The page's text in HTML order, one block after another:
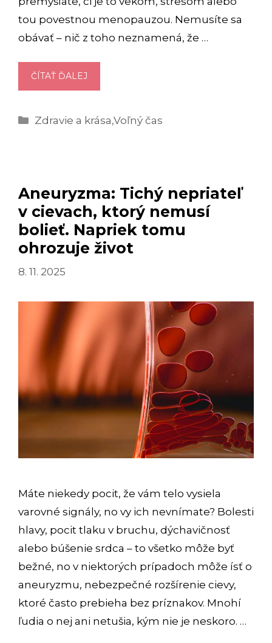
tou povestnou menopauzou. Nemusíte sa
obávať – nič z toho neznamená, že …
ČÍTAŤ ĎALEJ
PRÍZNAKY
TIPY,
PORADIŤ,
ABY
NEBOLA
TAKÁ
Kategórie
Zdravie a krása,Voľný čas
Aneuryzma: Tichý nepriateľ
v cievach, ktorý nemusí
bolieť. Napriek tomu
ohrozuje život
8. 11. 2025
Máte niekedy pocit, že vám telo vysiela
varovné signály, no vy ich nevnímate? Bolesti
hlavy, pocit tlaku v bruchu, dýchavičnosť
alebo búšenie srdca – to všetko môže byť
bežné, no v niektorých prípadoch môže ísť o
aneuryzmu, nebezpečné rozšírenie cievy,
ktoré často prebieha bez príznakov. Mnohí
ľudia o nej ani netušia, kým nie je neskoro. …